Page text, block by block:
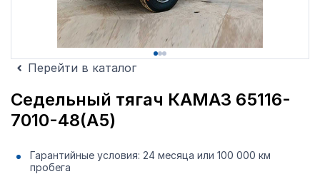
Перейти в каталог
Седельный тягач КАМАЗ 65116-
7010-48(A5)
Гарантийные условия: 24 месяца или 100 000 км
пробега